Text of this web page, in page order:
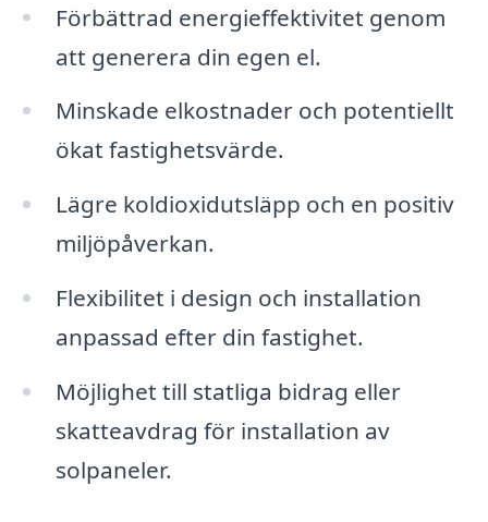
Förbättrad energieffektivitet genom
att generera din egen el.
Minskade elkostnader och potentiellt
ökat fastighetsvärde.
Lägre koldioxidutsläpp och en positiv
miljöpåverkan.
Flexibilitet i design och installation
anpassad efter din fastighet.
Möjlighet till statliga bidrag eller
skatteavdrag för installation av
solpaneler.